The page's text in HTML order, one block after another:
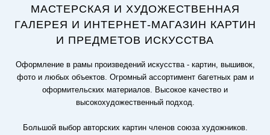
МАСТЕРСКАЯ И ХУДОЖЕСТВЕННАЯ
ГАЛЕРЕЯ И ИНТЕРНЕТ-МАГАЗИН КАРТИН
И ПРЕДМЕТОВ ИСКУССТВА
Оформление в рамы произведений искусства - картин, вышивок,
фото и любых объектов. Огромный ассортимент багетных рам и
оформительских материалов. Высокое качество и
высокохудожественный подход.
Большой выбор авторских картин членов союза художников.